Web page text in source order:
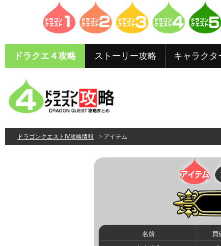
ドラクエ４攻略 ストーリー攻略 キャラクタ
ドラゴンクエストⅣ攻略情報 > アイテム
名前
買